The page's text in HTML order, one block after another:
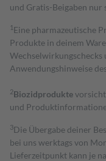
und Gratis-Beigaben
1 Eine pharmazeutische
Produkte in deinem
Anwendungshinweise
2Biozidprodukte
und
3Die Übergabe deiner
bei uns werktags von
Lieferzeitpunkt kann je